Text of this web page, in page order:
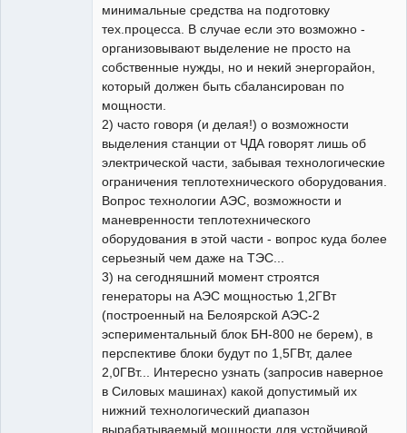
минимальные средства на подготовку
тех.процесса. В случае если это возможно -
организовывают выделение не просто на
собственные нужды, но и некий энергорайон,
который должен быть сбалансирован по
мощности.
2) часто говоря (и делая!) о возможности
выделения станции от ЧДА говорят лишь об
электрической части, забывая технологические
ограничения теплотехнического оборудования.
Вопрос технологии АЭС, возможности и
маневренности теплотехнического
оборудования в этой части - вопрос куда более
серьезный чем даже на ТЭС...
3) на сегодняшний момент строятся
генераторы на АЭС мощностью 1,2ГВт
(построенный на Белоярской АЭС-2
эспериментальный блок БН-800 не берем), в
перспективе блоки будут по 1,5ГВт, далее
2,0ГВт... Интересно узнать (запросив наверное
в Силовых машинах) какой допустимый их
нижний технологический диапазон
вырабатываемый мощности для устойчивой